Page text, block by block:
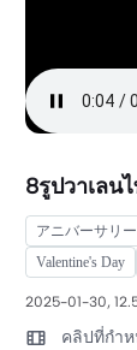
8รูปวาเลน
アニバーサリ
Valentine's Day
2025-01-30,
คลิปที่กำห